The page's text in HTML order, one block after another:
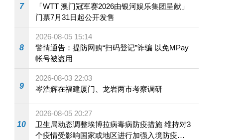
7
「WTT 澳门冠军赛2026由银河娱乐集团呈献」
门票7月31日起公开发售
8
2026-08-05 15:14
警情通告：提防网购“扫码登记”诈骗 以免MPay
帐号被盗用
9
2026-08-03 22:03
岑浩辉在福建厦门、龙岩两市考察调研
10
2026-08-05 20:27
卫生局动态调整埃博拉病毒病防疫措施 维持对3
个疫情受影响国家或地区进行加强入境防疫措